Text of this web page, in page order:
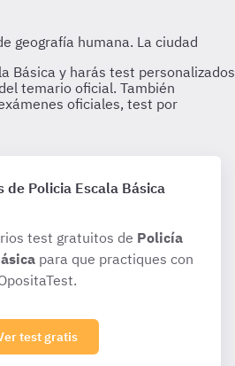
de Policia Escala Básica
test gratuitos de Policía
para que practiques con
test gratis